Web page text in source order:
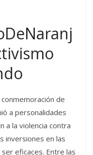
de
a personalidades
a la violencia contra
inversiones en las
eficaces. Entre las